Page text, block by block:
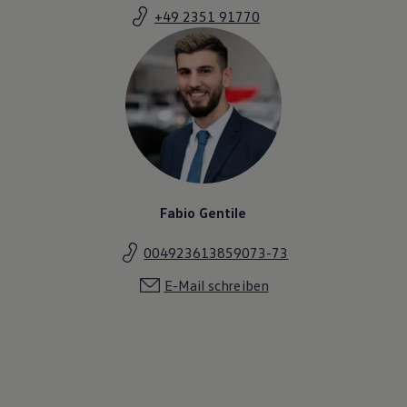
Lifestyle
Transport
Familie
Elektromobilität
Volkswagen R
Pannen- und Unfallhilfe
Volkswagen Kundenbetreuung
+49 2351 91770
Fabio Gentile
004923613859073-73
E-Mail schreiben